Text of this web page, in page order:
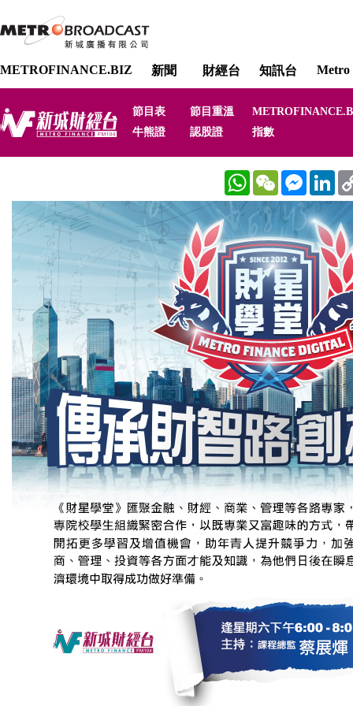
METROFINANCE.BIZ 新聞 財經台 知訊台 Metro
節目表 節目重溫
牛熊證
認股證 指數
WhatsAppWeChat Messenger